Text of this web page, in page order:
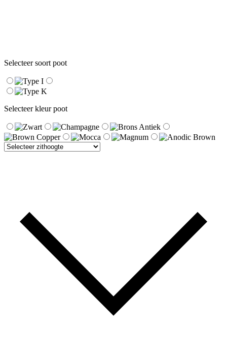
Selecteer soort poot
Selecteer kleur poot